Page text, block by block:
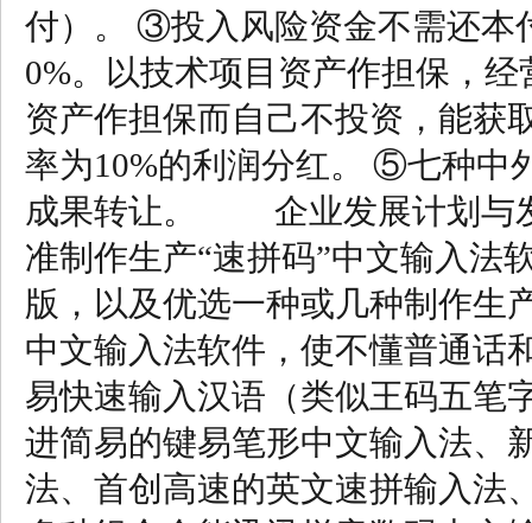
付）。 ③投入风险资金不需还本
0%。以技术项目资产作担保，
资产作担保而自己不投资，能获
率为10%的利润分红。 ⑤七种中
成果转让。 企业发展计划与
准制作生产“速拼码”中文输入法
版，以及优选一种或几种制作生
中文输入法软件，使不懂普通话
易快速输入汉语（类似王码五笔
进简易的键易笔形中文输入法、
法、首创高速的英文速拼输入法